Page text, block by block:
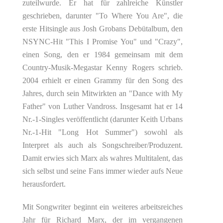
zuteilwurde. Er hat für zahlreiche Künstler
geschrieben, darunter "To Where You Are", die
erste Hitsingle aus Josh Grobans Debütalbum, den
NSYNC-Hit "This I Promise You" und "Crazy",
einen Song, den er 1984 gemeinsam mit dem
Country-Musik-Megastar Kenny Rogers schrieb.
2004 erhielt er einen Grammy für den Song des
Jahres, durch sein Mitwirkten an "Dance with My
Father" von Luther Vandross. Insgesamt hat er 14
Nr.-1-Singles veröffentlicht (darunter Keith Urbans
Nr.-1-Hit "Long Hot Summer") sowohl als
Interpret als auch als Songschreiber/Produzent.
Damit erwies sich Marx als wahres Multitalent, das
sich selbst und seine Fans immer wieder aufs Neue
herausfordert.
Mit Songwriter beginnt ein weiteres arbeitsreiches
Jahr für Richard Marx, der im vergangenen